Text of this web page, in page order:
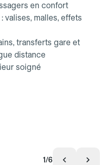
en confort
valises, malles, effets
transferts gare et
distance
soigné
1/6